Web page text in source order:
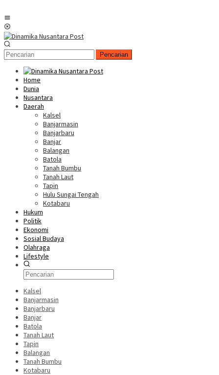
Pencarian
Home
Dunia
Nusantara
Daerah
Kalsel
Banjarmasin
Banjarbaru
Banjar
Balangan
Batola
Tanah Bumbu
Tanah Laut
Tapin
Hulu Sungai Tengah
Kotabaru
Hukum
Politik
Ekonomi
Sosial Budaya
Olahraga
Lifestyle
Kalsel
Banjarmasin
Banjarbaru
Banjar
Batola
Tanah Laut
Tapin
Balangan
Tanah Bumbu
Kotabaru